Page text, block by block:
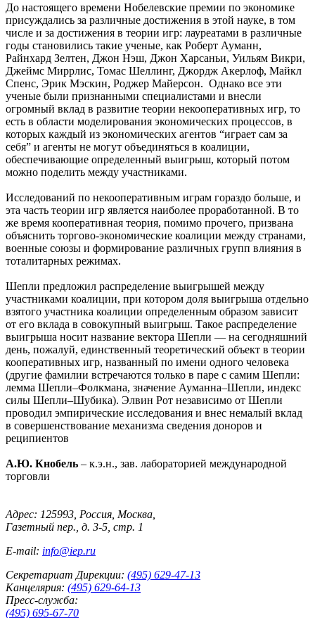
До настоящего времени Нобелевские премии по экономике
присуждались за различные достижения в этой науке, в том
числе и за достижения в теории игр: лауреатами в различные
годы становились такие ученые, как Роберт Ауманн,
Райнхард Зелтен, Джон Нэш, Джон Харсаньи, Уильям Викри,
Джеймс Миррлис, Томас Шеллинг, Джордж Акерлоф, Майкл
Спенс, Эрик Мэскин, Роджер Майерсон. Однако все эти
ученые были признанными специалистами и внесли
огромный вклад в развитие теории некооперативных игр, то
есть в области моделирования экономических процессов, в
которых каждый из экономических агентов “играет сам за
себя” и агенты не могут объединяться в коалиции,
обеспечивающие определенный выигрыш, который потом
можно поделить между участниками.
Исследований по некооперативным играм гораздо больше, и
эта часть теории игр является наиболее проработанной. В то
же время кооперативная теория, помимо прочего, призвана
объяснить торгово-экономические коалиции между странами,
военные союзы и формирование различных групп влияния в
тоталитарных режимах.
Шепли предложил распределение выигрышей между
участниками коалиции, при котором доля выигрыша отдельно
взятого участника коалиции определенным образом зависит
от его вклада в совокупный выигрыш. Такое распределение
выигрыша носит название вектора Шепли — на сегодняшний
день, пожалуй, единственный теоретический объект в теории
кооперативных игр, названный по имени одного человека
(другие фамилии встречаются только в паре с самим Шепли:
лемма Шепли–Фолкмана, значение Ауманна–Шепли, индекс
силы Шепли–Шубика). Элвин Рот независимо от Шепли
проводил эмпирические исследования и внес немалый вклад
в совершенствование механизма сведения доноров и
реципиентов
А.Ю. Кнобель – к.э.н., зав. лабораторией международной
торговли
Адрес: 125993, Россия, Москва,
Газетный пер., д. 3-5, стр. 1
E-mail: info@iep.ru
Секретариат Дирекции: (495) 629-47-13
Канцелярия: (495) 629-64-13
Пресс-служба:
(495) 695-67-70